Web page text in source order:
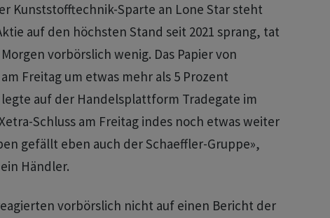
Kunststofftechnik-Sparte an Lone Star steht
auf den höchsten Stand seit 2021 sprang, tat
vorbörslich wenig. Das Papier von
Freitag um etwas mehr als 5 Prozent
auf der Handelsplattform Tradegate im
Schluss am Freitag indes noch etwas weiter
gefällt eben auch der Schaeffler-Gruppe»,
Händler.
vorbörslich nicht auf einen Bericht der